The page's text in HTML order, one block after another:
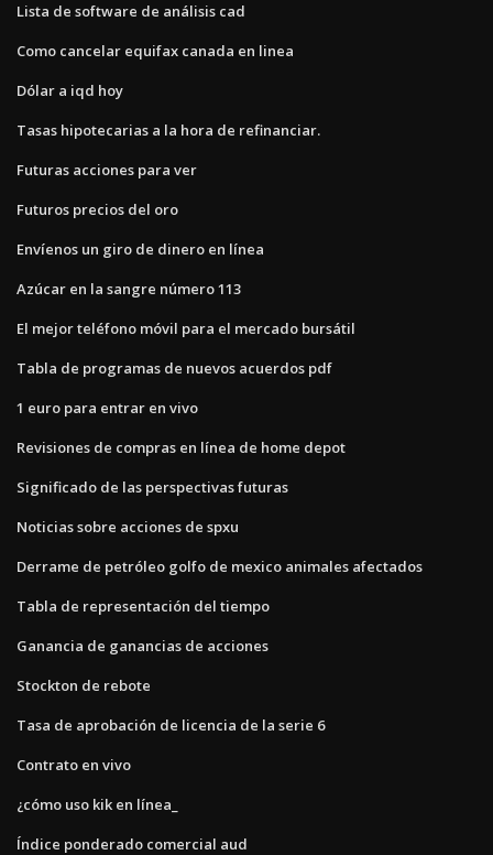
Lista de software de análisis cad
Como cancelar equifax canada en linea
Dólar a iqd hoy
Tasas hipotecarias a la hora de refinanciar.
Futuras acciones para ver
Futuros precios del oro
Envíenos un giro de dinero en línea
Azúcar en la sangre número 113
El mejor teléfono móvil para el mercado bursátil
Tabla de programas de nuevos acuerdos pdf
1 euro para entrar en vivo
Revisiones de compras en línea de home depot
Significado de las perspectivas futuras
Noticias sobre acciones de spxu
Derrame de petróleo golfo de mexico animales afectados
Tabla de representación del tiempo
Ganancia de ganancias de acciones
Stockton de rebote
Tasa de aprobación de licencia de la serie 6
Contrato en vivo
¿cómo uso kik en línea_
Índice ponderado comercial aud